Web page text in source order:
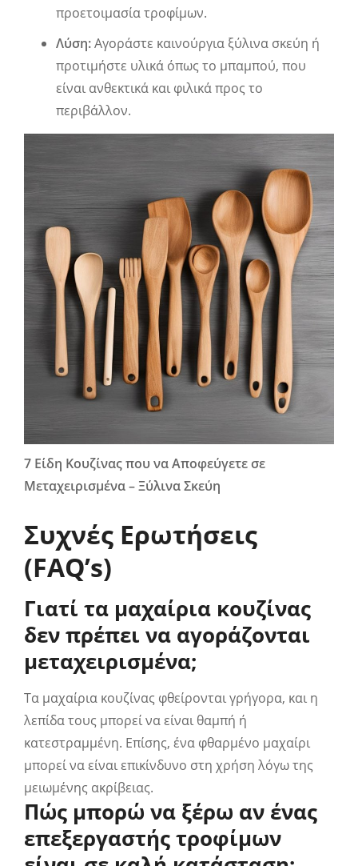
προετοιμασία τροφίμων.
Λύση:Αγοράστε καινούργια ξύλινα σκεύη ή
προτιμήστε υλικά όπως το μπαμπού, που
είναι ανθεκτικά και φιλικά προς το
περιβάλλον.
7 Είδη Κουζίνας που να Αποφεύγετε σε
Μεταχειρισμένα – Ξύλινα Σκεύη
Συχνές Ερωτήσεις
(FAQ’s)
Γιατί τα μαχαίρια κουζίνας
δεν πρέπει να αγοράζονται
μεταχειρισμένα;
Τα μαχαίρια κουζίνας φθείρονται γρήγορα, και η
λεπίδα τους μπορεί να είναι θαμπή ή
κατεστραμμένη. Επίσης, ένα φθαρμένο μαχαίρι
μπορεί να είναι επικίνδυνο στη χρήση λόγω της
μειωμένης ακρίβειας.
Πώς μπορώ να ξέρω αν ένας
επεξεργαστής τροφίμων